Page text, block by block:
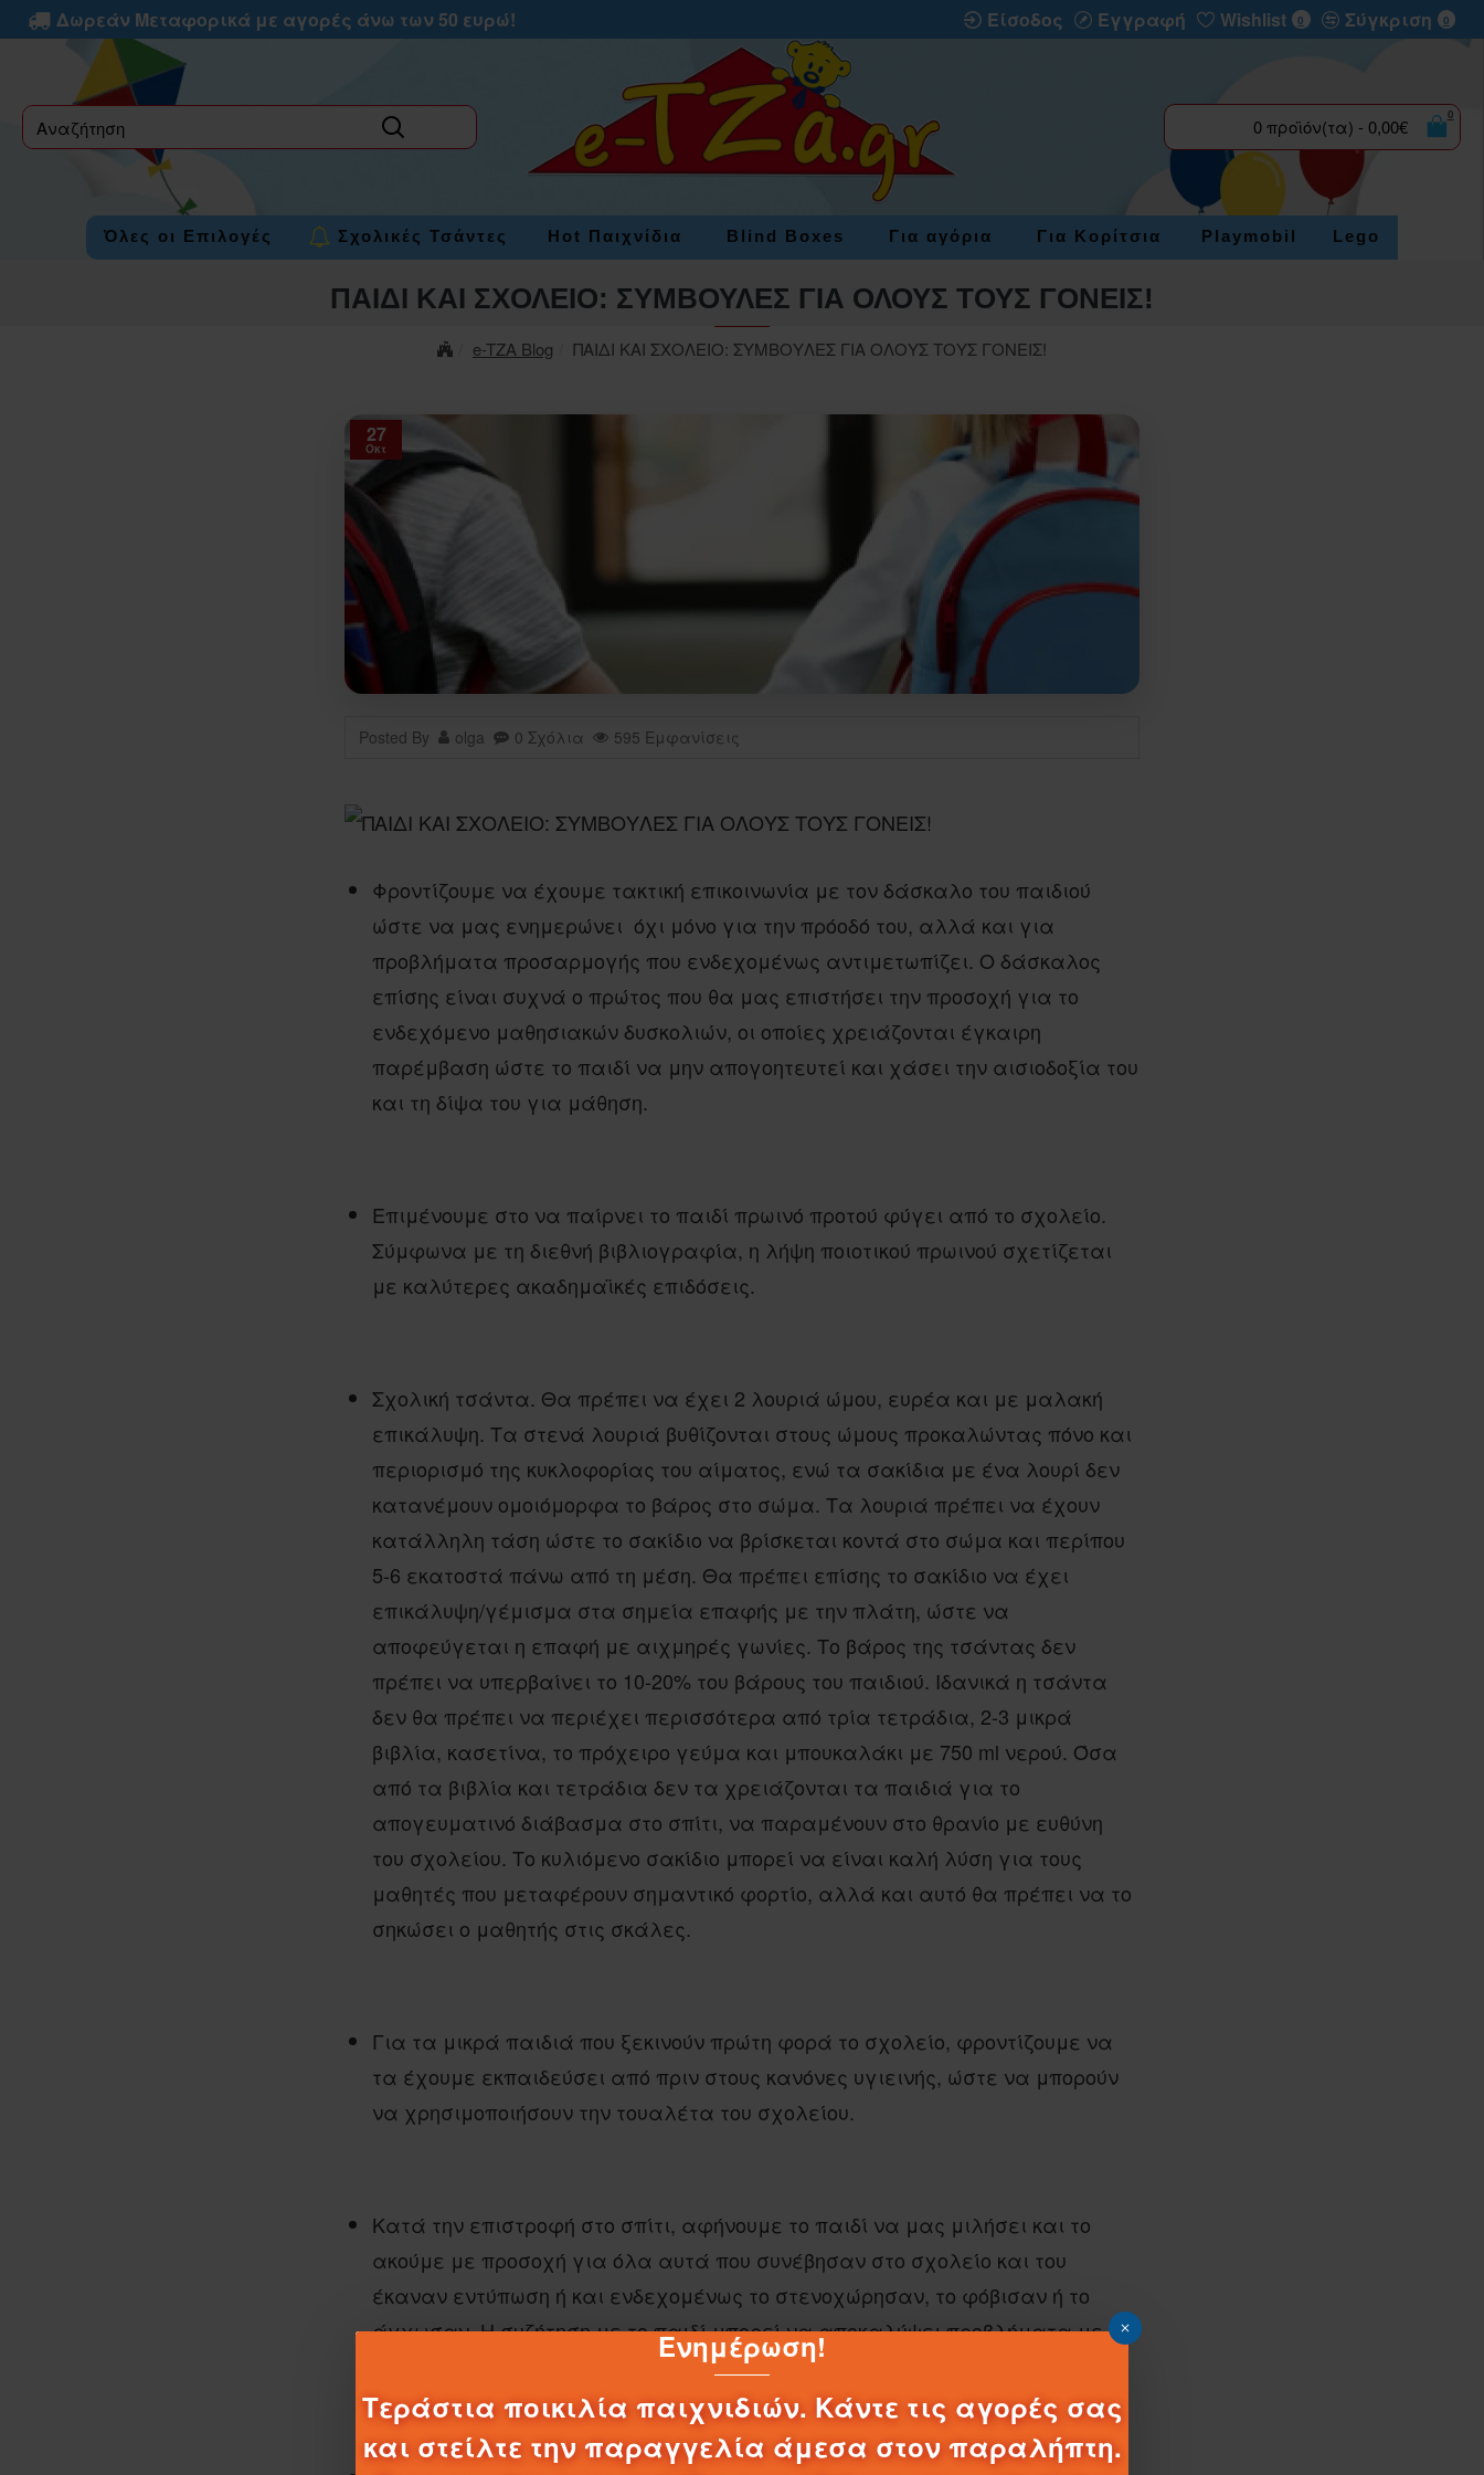
Ενημέρωση!
Τεράστια ποικιλία παιχνιδιών. Κάντε τις αγορές σας
και στείλτε την παραγγελία άμεσα στον παραλήπτη.
Δωρεάν Μεταφορικά με αγορές άνω των 50 ευρώ! Είσοδος Εγγραφή Wishlist 0 Σύγκριση 0
label 0 προϊόν(τα) - 0,00€
0
Όλες οι Επιλογές Σχολικές Τσάντες Hot Παιχνίδια Blind Boxes Για αγόρια Για Κορίτσια Playmobil Lego
e-TZA Blog ΠΑΙΔΙ ΚΑΙ ΣΧΟΛΕΙΟ: ΣΥΜΒΟΥΛΕΣ ΓΙΑ ΟΛΟΥΣ ΤΟΥΣ ΓΟΝΕΙΣ!
ΠΑΙΔΙ ΚΑΙ ΣΧΟΛΕΙΟ: ΣΥΜΒΟΥΛΕΣ ΓΙΑ ΟΛΟΥΣ ΤΟΥΣ ΓΟΝΕΙΣ!
27
Οκτ
Posted By olga 0 Σχόλια 595 Εμφανίσεις
Φροντίζουμε να έχουμε τακτική επικοινωνία με τον δάσκαλο του παιδιού
ώστε να μας ενημερώνει όχι μόνο για την πρόοδό του, αλλά και για
προβλήματα προσαρμογής που ενδεχομένως αντιμετωπίζει. Ο δάσκαλος
επίσης είναι συχνά ο πρώτος που θα μας επιστήσει την προσοχή για το
ενδεχόμενο μαθησιακών δυσκολιών, οι οποίες χρειάζονται έγκαιρη
παρέμβαση ώστε το παιδί να μην απογοητευτεί και χάσει την αισιοδοξία του
και τη δίψα του για μάθηση.
Επιμένουμε στο να παίρνει το παιδί πρωινό προτού φύγει από το σχολείο.
Σύμφωνα με τη διεθνή βιβλιογραφία, η λήψη ποιοτικού πρωινού σχετίζεται
με καλύτερες ακαδημαϊκές επιδόσεις.
Σχολική τσάντα. Θα πρέπει να έχει 2 λουριά ώμου, ευρέα και με μαλακή
επικάλυψη. Τα στενά λουριά βυθίζονται στους ώμους προκαλώντας πόνο και
περιορισμό της κυκλοφορίας του αίματος, ενώ τα σακίδια με ένα λουρί δεν
κατανέμουν ομοιόμορφα το βάρος στο σώμα. Τα λουριά πρέπει να έχουν
κατάλληλη τάση ώστε το σακίδιο να βρίσκεται κοντά στο σώμα και περίπου
5-6 εκατοστά πάνω από τη μέση. Θα πρέπει επίσης το σακίδιο να έχει
επικάλυψη/γέμισμα στα σημεία επαφής με την πλάτη, ώστε να
αποφεύγεται η επαφή με αιχμηρές γωνίες. Το βάρος της τσάντας δεν
πρέπει να υπερβαίνει το 10-20% του βάρους του παιδιού. Ιδανικά η τσάντα
δεν θα πρέπει να περιέχει περισσότερα από τρία τετράδια, 2-3 μικρά
βιβλία, κασετίνα, το πρόχειρο γεύμα και μπουκαλάκι με 750 ml νερού. Όσα
από τα βιβλία και τετράδια δεν τα χρειάζονται τα παιδιά για το
απογευματινό διάβασμα στο σπίτι, να παραμένουν στο θρανίο με ευθύνη
του σχολείου. Το κυλιόμενο σακίδιο μπορεί να είναι καλή λύση για τους
μαθητές που μεταφέρουν σημαντικό φορτίο, αλλά και αυτό θα πρέπει να το
σηκώσει ο μαθητής στις σκάλες.
Για τα μικρά παιδιά που ξεκινούν πρώτη φορά το σχολείο, φροντίζουμε να
τα έχουμε εκπαιδεύσει από πριν στους κανόνες υγιεινής, ώστε να μπορούν
να χρησιμοποιήσουν την τουαλέτα του σχολείου.
Κατά την επιστροφή στο σπίτι, αφήνουμε το παιδί να μας μιλήσει και το
ακούμε με προσοχή για όλα αυτά που συνέβησαν στο σχολείο και του
έκαναν εντύπωση ή και ενδεχομένως το στενοχώρησαν, το φόβισαν ή το
άγχωσαν. Η συζήτηση με το παιδί μπορεί να αποκαλύψει προβλήματα με
συνομηλίκους (π.χ. bullying), φόβους, αγωνίες και επιθυμίες του παιδιού.